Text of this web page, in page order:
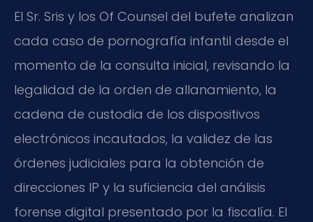
El Sr. Sris y los Of Counsel del bufete analizan
cada caso de pornografía infantil desde el
momento de la consulta inicial, revisando la
legalidad de la orden de allanamiento, la
cadena de custodia de los dispositivos
electrónicos incautados, la validez de las
órdenes judiciales para la obtención de
direcciones IP y la suficiencia del análisis
forense digital presentado por la fiscalía. El